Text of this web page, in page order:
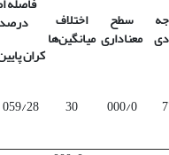
سطح
معناداری
اختلاف
میانگین‌ها
کران
000/0
30
059/28